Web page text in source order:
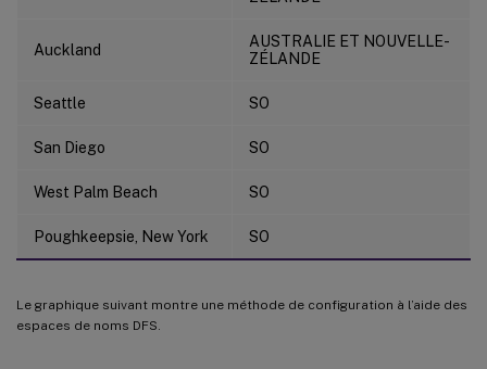
Auckland
AUSTRALIE ET NOUVELLE-
ZÉLANDE
Seattle SO
San Diego SO
West Palm Beach SO
Poughkeepsie, New York SO
Le graphique suivant montre une méthode de configuration à l’aide des
espaces de noms DFS.